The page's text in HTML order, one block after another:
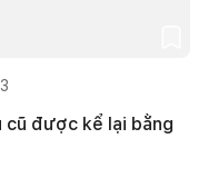
3
cũ được kể lại bằng